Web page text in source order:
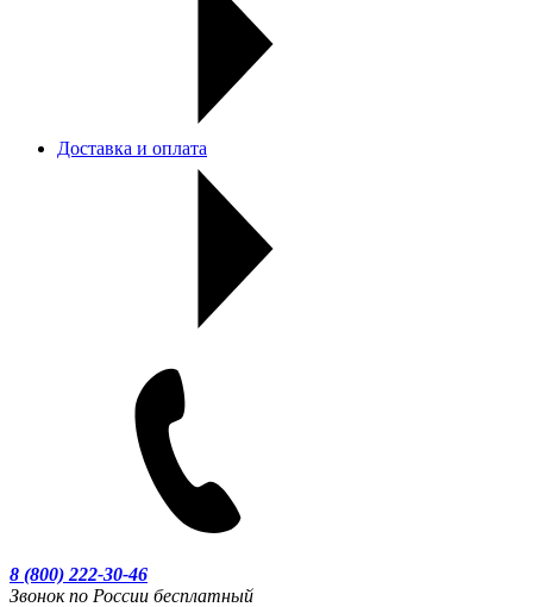
Доставка и оплата
8 (800) 222-30-46
Звонок по России бесплатный